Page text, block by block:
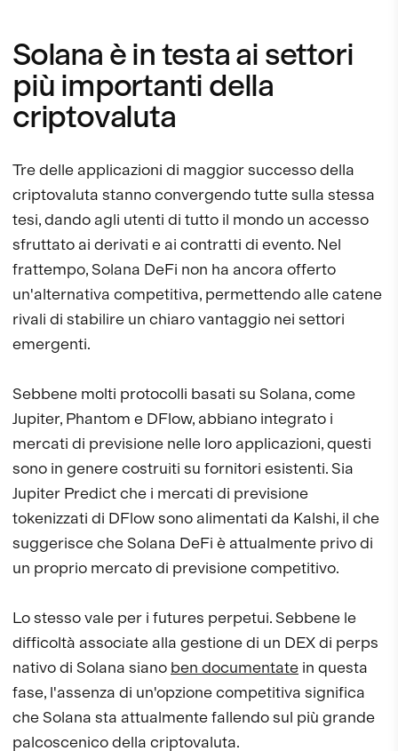
Solana è in testa ai settori
più importanti della
criptovaluta
Tre delle applicazioni di maggior successo della
criptovaluta stanno convergendo tutte sulla stessa
tesi, dando agli utenti di tutto il mondo un accesso
sfruttato ai derivati e ai contratti di evento. Nel
frattempo, Solana DeFi non ha ancora offerto
un'alternativa competitiva, permettendo alle catene
rivali di stabilire un chiaro vantaggio nei settori
emergenti.
Sebbene molti protocolli basati su Solana, come
Jupiter, Phantom e DFlow, abbiano integrato i
mercati di previsione nelle loro applicazioni, questi
sono in genere costruiti su fornitori esistenti. Sia
Jupiter Predict che i mercati di previsione
tokenizzati di DFlow sono alimentati da Kalshi, il che
suggerisce che Solana DeFi è attualmente privo di
un proprio mercato di previsione competitivo.
Lo stesso vale per i futures perpetui. Sebbene le
difficoltà associate alla gestione di un DEX di perps
nativo di Solana siano ben documentate in questa
fase, l'assenza di un'opzione competitiva significa
che Solana sta attualmente fallendo sul più grande
palcoscenico della criptovaluta.